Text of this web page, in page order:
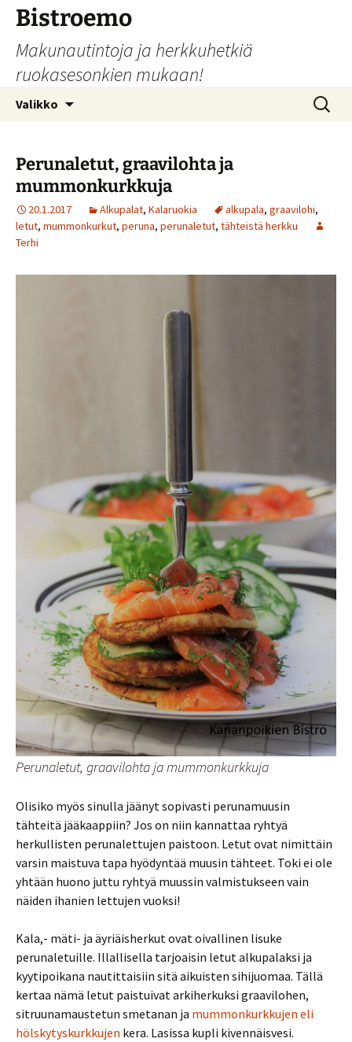
Siirry
sisältöön
Bistroemo
Makunautintoja ja herkkuhetkiä
ruokasesonkien mukaan!
Valikko Haku:
Perunaletut, graavilohta ja
mummonkurkkuja
20.1.2017 Alkupalat, Kalaruokia alkupala, graavilohi,
letut, mummonkurkut, peruna, perunaletut, tähteistä herkku
Terhi
Perunaletut, graavilohta ja mummonkurkkuja
Olisiko myös sinulla jäänyt sopivasti perunamuusin
tähteitä jääkaappiin? Jos on niin kannattaa ryhtyä
herkullisten perunalettujen paistoon. Letut ovat nimittäin
varsin maistuva tapa hyödyntää muusin tähteet. Toki ei ole
yhtään huono juttu ryhtyä muussin valmistukseen vain
näiden ihanien lettujen vuoksi!
Kala,- mäti- ja äyriäisherkut ovat oivallinen lisuke
perunaletuille. Illallisella tarjoaisin letut alkupalaksi ja
kyytipoikana nautittaisiin sitä aikuisten sihijuomaa. Tällä
kertaa nämä letut paistuivat arkiherkuksi graavilohen,
sitruunamaustetun smetanan ja mummonkurkkujen eli
hölskytyskurkkujen kera. Lasissa kupli kivennäisvesi.